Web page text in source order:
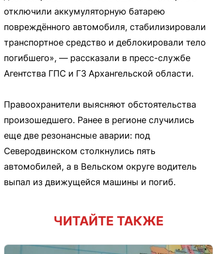
отключили аккумуляторную батарею
повреждённого автомобиля, стабилизировали
транспортное средство и деблокировали тело
погибшего», — рассказали в пресс-службе
Агентства ГПС и ГЗ Архангельской области.
Правоохранители выясняют обстоятельства
произошедшего. Ранее в регионе случились
еще две резонансные аварии: под
Северодвинском столкнулись пять
автомобилей, а в Вельском округе водитель
выпал из движущейся машины и погиб.
ЧИТАЙТЕ ТАКЖЕ